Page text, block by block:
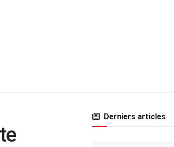
Derniers articles